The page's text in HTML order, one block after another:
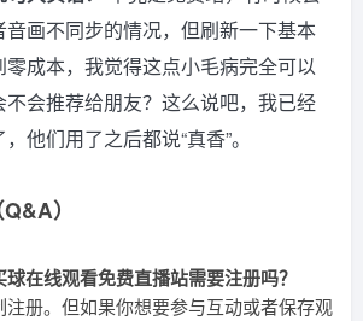
画不同步的情况，但刷新一下基本
成本，我觉得这点小毛病完全可以
会推荐给朋友？这么说吧，我已经
他们用了之后都说“真香”。
）
在线观看免费直播站需要注册吗？
注册。但如果你想要参与互动或者保存观